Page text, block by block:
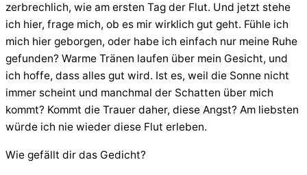
zerbrechlich, wie am ersten Tag der Flut. Und jetzt stehe
ich hier, frage mich, ob es mir wirklich gut geht. Fühle ich
mich hier geborgen, oder habe ich einfach nur meine Ruhe
gefunden? Warme Tränen laufen über mein Gesicht, und
ich hoffe, dass alles gut wird. Ist es, weil die Sonne nicht
immer scheint und manchmal der Schatten über mich
kommt? Kommt die Trauer daher, diese Angst? Am liebsten
würde ich nie wieder diese Flut erleben.
Wie gefällt dir das Gedicht?